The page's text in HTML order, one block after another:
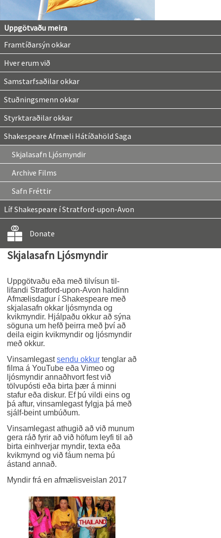
Uppgötvaðu meira
Framtíðarsýn okkar
Hver erum við
Samstarfsaðilar okkar
Stuðningsmenn okkar
Styrktaraðilar okkar
Shakespeare Afmæli Hátíðahöld Saga
Skjalasafn Ljósmyndir
Archive Films
Safn Fréttir
Líf Shakespeare í Stratford-upon-Avon
Donate
Skjalasafn Ljósmyndir
Uppgötvaðu eða með tilvísun til-
lifandi Stratford-upon-Avon haldinn
Afmælisdagur í Shakespeare með
skjalasafn okkar ljósmynda og
kvikmyndir. Hjálpaðu okkur að sýna
söguna um hefð þeirra með því að
deila eigin kvikmyndir og ljósmyndir
með okkur.
Vinsamlegastsendu okkur tenglar að
filma á YouTube eða Vimeo og
ljósmyndir annaðhvort fest við
tölvupósti eða birta þær á minni
stafur eða diskur. Ef þú vildi eins og
þá aftur, vinsamlegast fylgja þá með
sjálf-beint umbúðum.
Vinsamlegast athugið að við munum
gera ráð fyrir að við höfum leyfi til að
birta einhverjar myndir, texta eða
kvikmynd og við fáum nema þú
ástand annað.
Myndir frá en afmælisveislan 2017